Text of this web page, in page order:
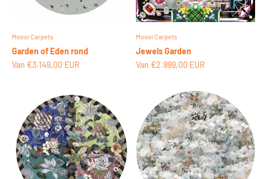
Moooi Carpets
Garden of Eden rond
Aanbiedingsprijs
Van €3.149,00 EUR
Moooi Carpets
Jewels Garden
Aanbiedingsprijs
Van €2.999,00 EUR